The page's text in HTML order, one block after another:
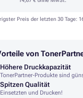
Preis der letzten 30 Tage:
von
Höhere Druckkapazität
TonerPartner-Produkte sind
Spitzen Qualität
Einsetzten und Drucken!